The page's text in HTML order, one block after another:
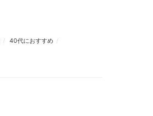
40代におすすめ